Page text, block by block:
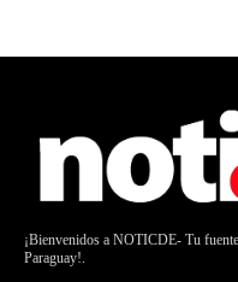
¡Bienvenidos a NOTICDE- Tu
Paraguay!.